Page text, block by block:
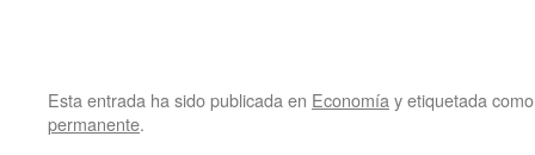
Esta entrada ha sido publicada en Economía y etiquetada
permanente.